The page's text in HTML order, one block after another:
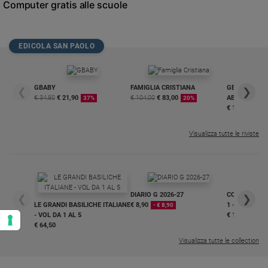
Computer gratis alle scuole
EDICOLA SAN PAOLO
❮
GBABY
€ 34,80 € 21,90 37%
FAMIGLIA CRISTIANA
€ 104,00 € 83,00 20%
GBABY
€ 16,99
❯
Visualizza tutte le riviste
❮
LE GRANDI BASILICHE ITALIANE
- VOL DA 1 AL 5
€ 64,50
DIARIO G 2026-27
€ 8,90
- € 8,90
COLLANA
1 - 2
€ 18,50
❯
Visualizza tutte le collection